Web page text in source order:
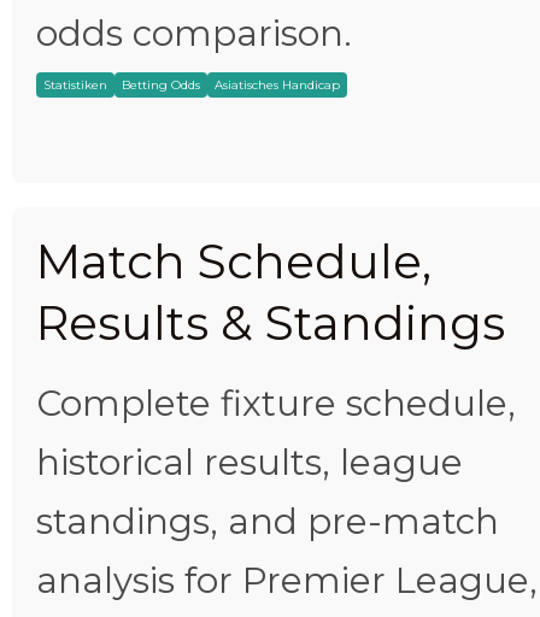
odds comparison.
Statistiken Betting Odds Asiatisches Handicap
Match Schedule,
Results & Standings
Complete fixture schedule,
historical results, league
standings, and pre-match
analysis for Premier League,